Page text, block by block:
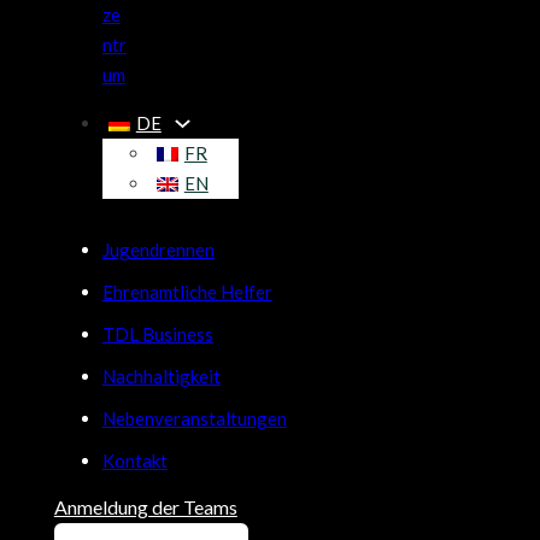
ze
ntr
um
DE
FR
EN
Jugendrennen
Ehrenamtliche Helfer
TDL Business
Nachhaltigkeit
Nebenveranstaltungen
Kontakt
Anmeldung der Teams